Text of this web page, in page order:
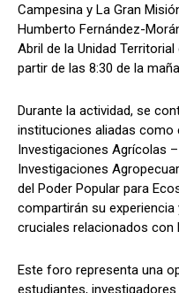
Campesina y La Gran
Humberto Fernández-
Abril de la Unidad
partir de las 8:30 de la
Durante la actividad, se
instituciones aliadas como
Investigaciones Agrícolas
Investigaciones
del Poder Popular para
compartirán su
cruciales relacionados con
Este foro representa una
estudiantes,